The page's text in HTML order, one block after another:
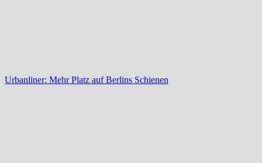
Urbanliner: Mehr Platz auf Berlins Schienen